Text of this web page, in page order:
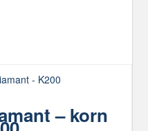
– korn